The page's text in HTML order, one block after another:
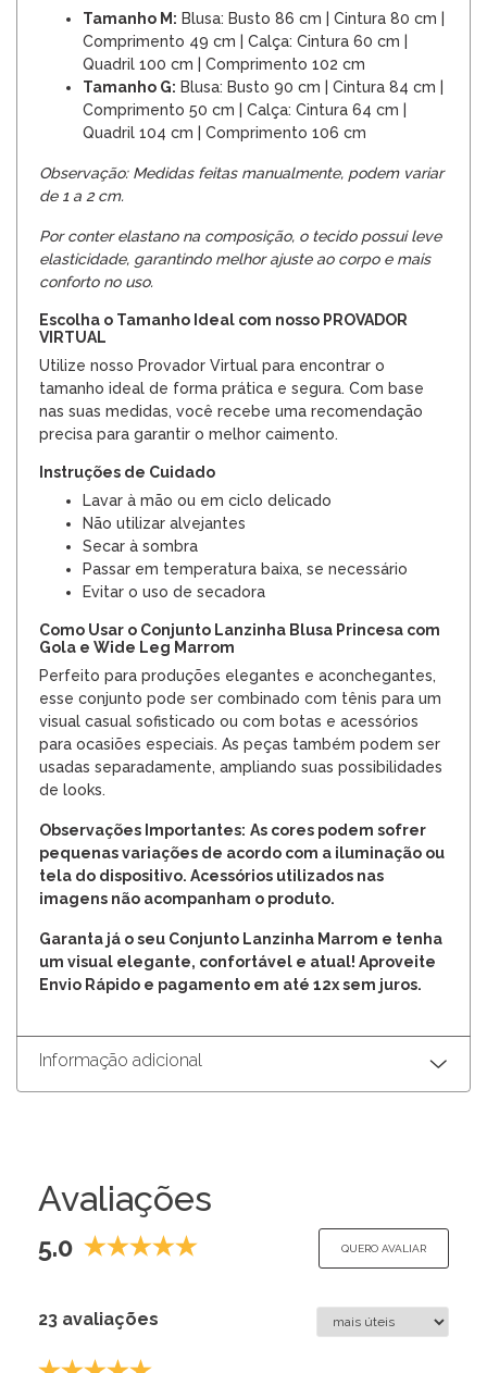
Tamanho M: Blusa: Busto 86 cm | Cintura 80 cm |
Comprimento 49 cm | Calça: Cintura 60 cm |
Quadril 100 cm | Comprimento 102 cm
Tamanho G: Blusa: Busto 90 cm | Cintura 84 cm |
Comprimento 50 cm | Calça: Cintura 64 cm |
Quadril 104 cm | Comprimento 106 cm
Observação: Medidas feitas manualmente, podem variar
de 1 a 2 cm.
Por conter elastano na composição, o tecido possui leve
elasticidade, garantindo melhor ajuste ao corpo e mais
conforto no uso.
Escolha o Tamanho Ideal com nosso PROVADOR
VIRTUAL
Utilize nosso Provador Virtual para encontrar o
tamanho ideal de forma prática e segura. Com base
nas suas medidas, você recebe uma recomendação
precisa para garantir o melhor caimento.
Instruções de Cuidado
Lavar à mão ou em ciclo delicado
Não utilizar alvejantes
Secar à sombra
Passar em temperatura baixa, se necessário
Evitar o uso de secadora
Como Usar o Conjunto Lanzinha Blusa Princesa com
Gola e Wide Leg Marrom
Perfeito para produções elegantes e aconchegantes,
esse conjunto pode ser combinado com tênis para um
visual casual sofisticado ou com botas e acessórios
para ocasiões especiais. As peças também podem ser
usadas separadamente, ampliando suas possibilidades
de looks.
Observações Importantes: As cores podem sofrer
pequenas variações de acordo com a iluminação ou
tela do dispositivo. Acessórios utilizados nas
imagens não acompanham o produto.
Garanta já o seu Conjunto Lanzinha Marrom e tenha
um visual elegante, confortável e atual! Aproveite
Envio Rápido e pagamento em até 12x sem juros.
Informação adicional
Avaliações
5.0 QUERO AVALIAR
23 avaliações